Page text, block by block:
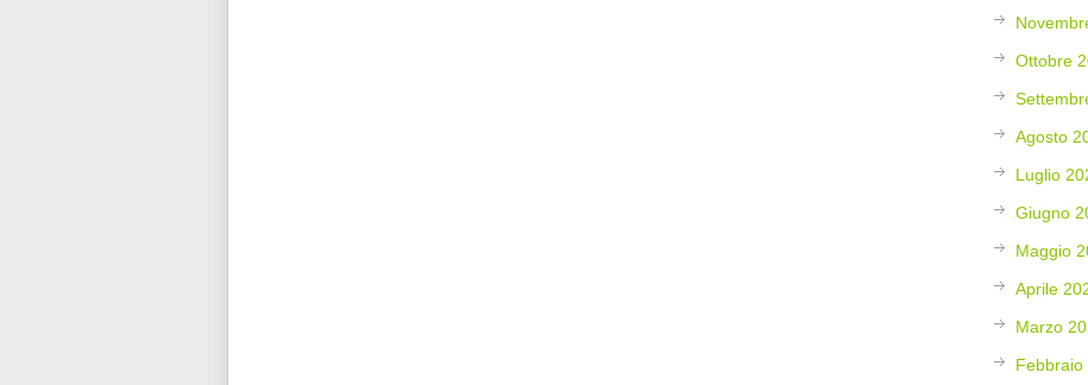
Ottobre
Agosto
Luglio
Giugno
Maggio
Aprile
Marzo
Febbraio